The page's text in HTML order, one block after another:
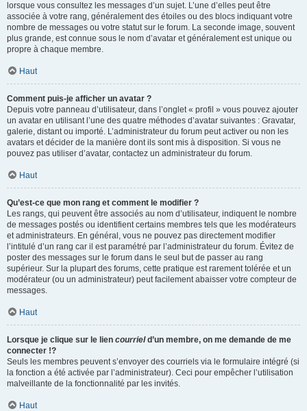
lorsque vous consultez les messages d’un sujet. L’une d’elles peut être
associée à votre rang, généralement des étoiles ou des blocs indiquant votre
nombre de messages ou votre statut sur le forum. La seconde image, souvent
plus grande, est connue sous le nom d’avatar et généralement est unique ou
propre à chaque membre.
Haut
Comment puis-je afficher un avatar ?
Depuis votre panneau d’utilisateur, dans l’onglet « profil » vous pouvez ajouter
un avatar en utilisant l’une des quatre méthodes d’avatar suivantes : Gravatar,
galerie, distant ou importé. L’administrateur du forum peut activer ou non les
avatars et décider de la manière dont ils sont mis à disposition. Si vous ne
pouvez pas utiliser d’avatar, contactez un administrateur du forum.
Haut
Qu’est-ce que mon rang et comment le modifier ?
Les rangs, qui peuvent être associés au nom d’utilisateur, indiquent le nombre
de messages postés ou identifient certains membres tels que les modérateurs
et administrateurs. En général, vous ne pouvez pas directement modifier
l’intitulé d’un rang car il est paramétré par l’administrateur du forum. Évitez de
poster des messages sur le forum dans le seul but de passer au rang
supérieur. Sur la plupart des forums, cette pratique est rarement tolérée et un
modérateur (ou un administrateur) peut facilement abaisser votre compteur de
messages.
Haut
Lorsque je clique sur le lien courrield’un membre, on me demande de me
connecter !?
Seuls les membres peuvent s’envoyer des courriels via le formulaire intégré (si
la fonction a été activée par l’administrateur). Ceci pour empêcher l’utilisation
malveillante de la fonctionnalité par les invités.
Haut